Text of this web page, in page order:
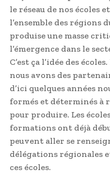
le réseau de nos écoles
l’ensemble des régions
produise une masse
l’émergence dans le
C’est ça l’idée des
nous avons des
d’ici quelques années
formés et déterminés à
pour produire. Les
formations ont déjà
peuvent aller se
délégations régionales
ces écoles.